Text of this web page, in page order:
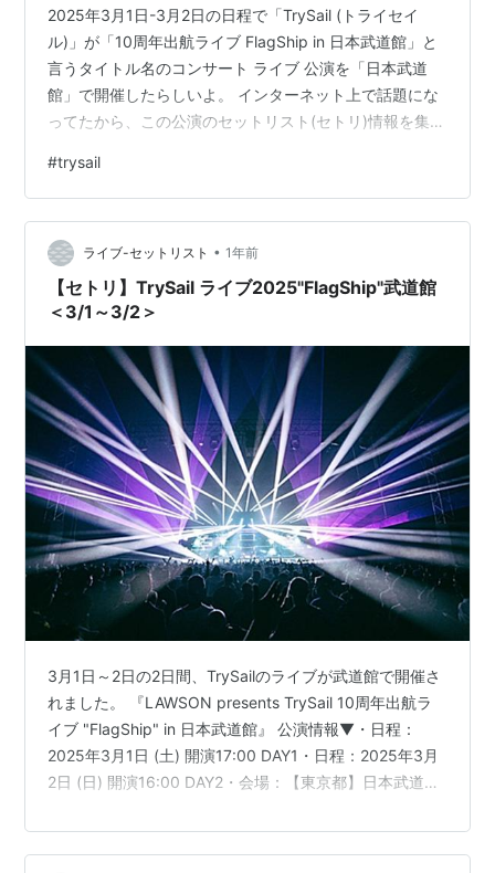
2025年3月1日-3月2日の日程で「TrySail (トライセイ
ル)」が「10周年出航ライブ FlagShip in 日本武道館」と
言うタイトル名のコンサート ライブ 公演を「日本武道
館」で開催したらしいよ。 インターネット上で話題にな
ってたから、この公演のセットリスト(セトリ)情報を集め
3/2 TrySail - 10周年出航ライブ FlagShip 武道館 (東京)
公演」の曲目や曲順があるからブログ読者さんは注意し
てね。
#trysail
ライブ-セットリスト • 1年前
【セトリ】TrySail ライブ2025"FlagShip"武道館
＜3/1～3/2＞
3月1日～2日の2日間、TrySailのライブが武道館で開催さ
れました。 『LAWSON presents TrySail 10周年出航ラ
イブ "FlagShip" in 日本武道館』 公演情報▼・日程：
2025年3月1日 (土) 開演17:00 DAY1・日程：2025年3月
2日 (日) 開演16:00 DAY2・会場：【東京都】日本武道館
LAWSON presents TrySail 10周年出航ライブ "FlagShip"
in 日本武道館 3/1 武道館初日 セットリスト▼ 1. High